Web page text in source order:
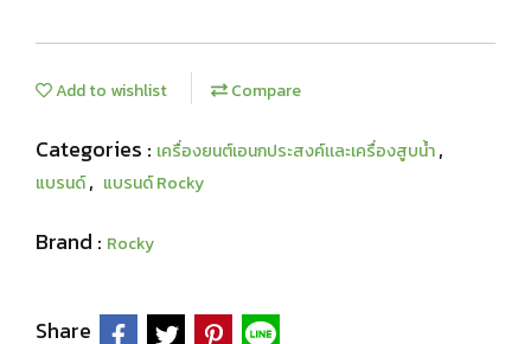
Add to wishlist Compare
Categories : เครื่องยนต์เอนกประสงค์เเละเครื่องสูบน้ำ,
แบรนด์, แบรนด์ Rocky
Brand : Rocky
Share